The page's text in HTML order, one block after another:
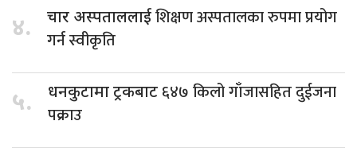
४. चार अस्पताललाईशिक्षण अस्पतालका रुपमा प्रयोग
गर्न स्वीकृति
५. धनकुटामा ट्रकबाट ६४७ किलो गाँजासहित दुईजना
पक्राउ